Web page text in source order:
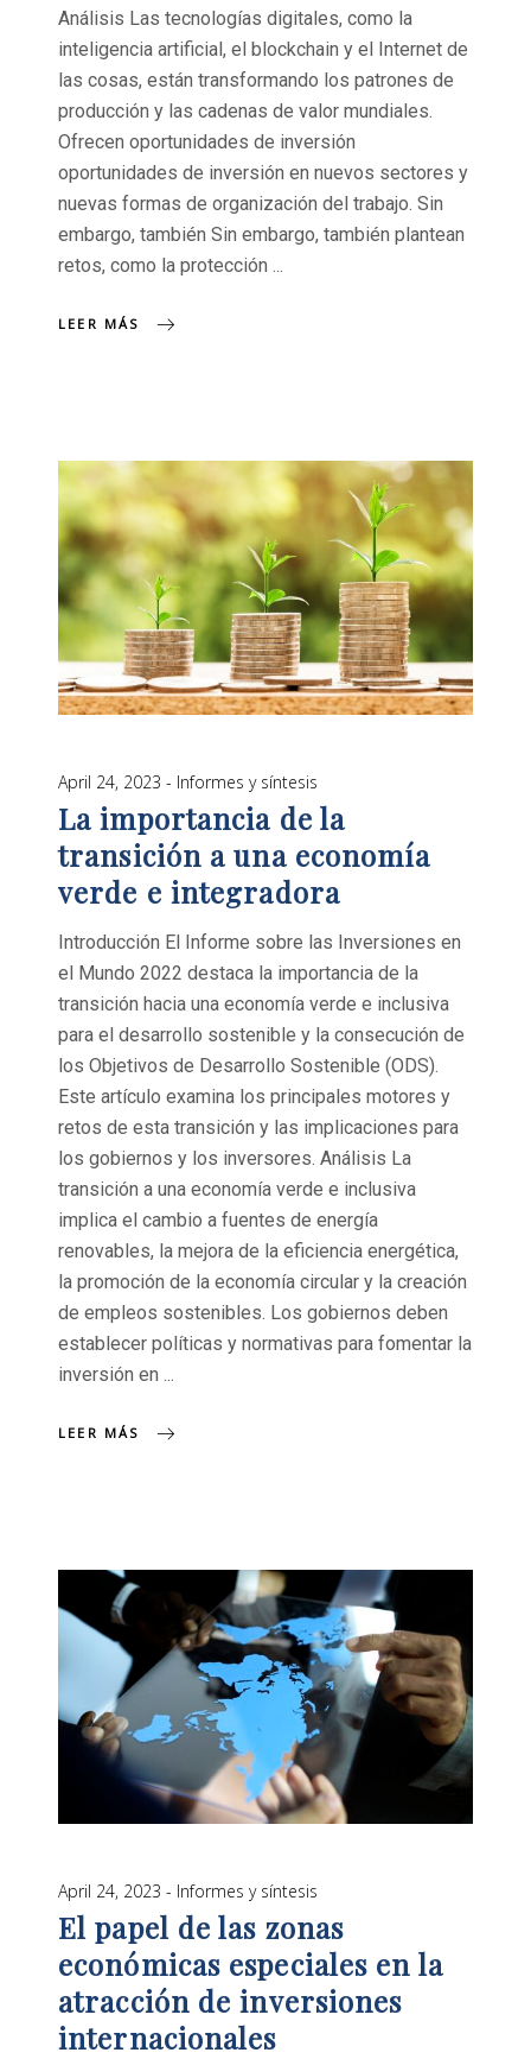
Análisis Las tecnologías digitales, como la
inteligencia artificial, el blockchain y el Internet de
las cosas, están transformando los patrones de
producción y las cadenas de valor mundiales.
Ofrecen oportunidades de inversión
oportunidades de inversión en nuevos sectores y
nuevas formas de organización del trabajo. Sin
embargo, también Sin embargo, también plantean
retos, como la protección
LEER MÁS
April 24, 2023 Informes y síntesis
La importancia de la
transición a una economía
verde e integradora
Introducción El Informe sobre las Inversiones en
el Mundo 2022 destaca la importancia de la
transición hacia una economía verde e inclusiva
para el desarrollo sostenible y la consecución de
los Objetivos de Desarrollo Sostenible (ODS).
Este artículo examina los principales motores y
retos de esta transición y las implicaciones para
los gobiernos y los inversores. Análisis La
transición a una economía verde e inclusiva
implica el cambio a fuentes de energía
renovables, la mejora de la eficiencia energética,
la promoción de la economía circular y la creación
de empleos sostenibles. Los gobiernos deben
establecer políticas y normativas para fomentar la
inversión en
LEER MÁS
April 24, 2023 Informes y síntesis
El papel de las zonas
económicas especiales en la
atracción de inversiones
internacionales